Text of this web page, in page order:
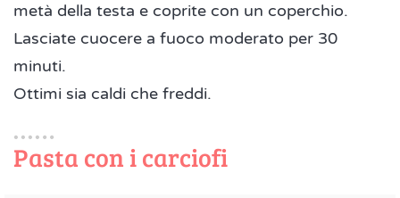
metà della testa e coprite con un coperchio.
Lasciate cuocere a fuoco moderato per 30
minuti.
Ottimi sia caldi che freddi.
Pasta con i carciofi